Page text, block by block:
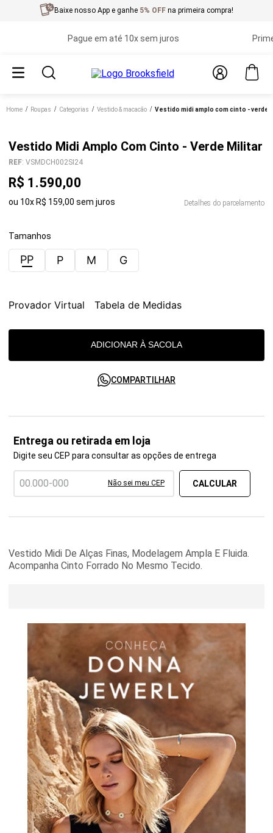
Baixe nosso App e ganhe 5% OFF na primeira compra!
Pague em até 10x sem juros
Home roupas categorias vestido & macacão vestido midi amplo com cinto - verde
Vestido Midi Amplo Com Cinto - Verde Militar
REF: VSMDCH002SI24
R$ 1 .590,00
ou 10x R$ 159,00 sem juros Detalhes do parcelamento
Tamanhos
PP P M G
Provador Virtual Tabela de Medidas
ADICIONAR À SACOLA
COMPARTILHAR
Entrega ou retirada em loja
Digite seu CEP para consultar as opções de entrega
Não sei meu CEP
Vestido Midi De Alças Finas, Modelagem Ampla E Fluida.
Acompanha Cinto Forrado No Mesmo Tecido.